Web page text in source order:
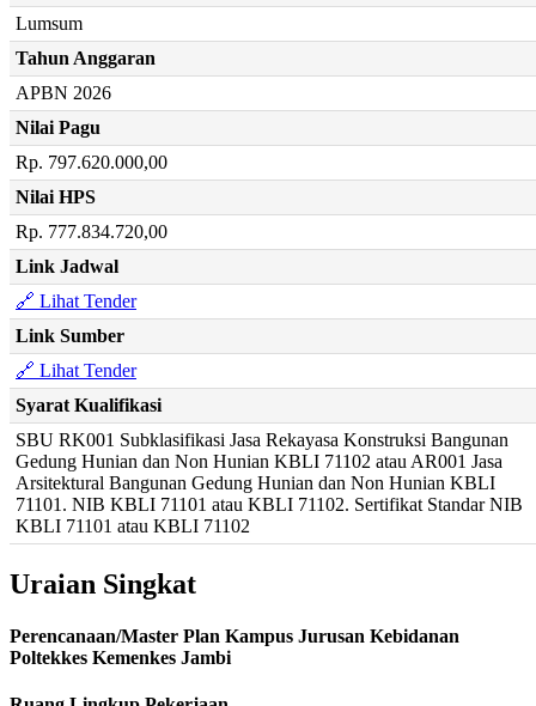
Lumsum
Tahun Anggaran
APBN 2026
Nilai Pagu
Rp. 797.620.000,00
Nilai HPS
Rp. 777.834.720,00
Link Jadwal
🔗 Lihat Tender
Link Sumber
🔗 Lihat Tender
Syarat Kualifikasi
SBU RK001 Subklasifikasi Jasa Rekayasa Konstruksi Bangunan
Gedung Hunian dan Non Hunian KBLI 71102 atau AR001 Jasa
Arsitektural Bangunan Gedung Hunian dan Non Hunian KBLI
71101. NIB KBLI 71101 atau KBLI 71102. Sertifikat Standar NIB
KBLI 71101 atau KBLI 71102
Uraian Singkat
Perencanaan/Master Plan Kampus Jurusan Kebidanan
Poltekkes Kemenkes Jambi